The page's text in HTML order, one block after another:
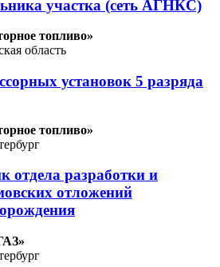
участка (сеть АГНКС)
топливо»
область
установок 5 разряда
топливо»
отдела разработки и
отложений